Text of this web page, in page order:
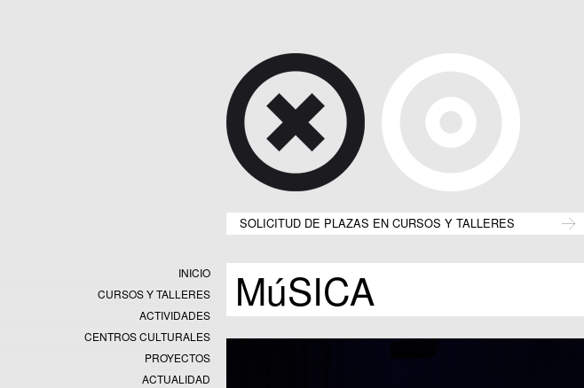
SOLICITUD DE PLAZAS EN CURSOS Y TALLERES
INICIO
CURSOS Y TALLERES
ACTIVIDADES
CENTROS CULTURALES
Equipamientos
PROYECTOS
Exposiciones
ACTUALIDAD
MúSICA